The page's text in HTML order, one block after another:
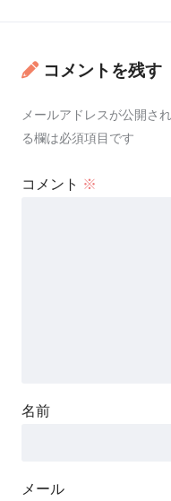
コメントを残す
メールアドレスが公開さ
る欄は必須項目です
コメント ※
名前
メール